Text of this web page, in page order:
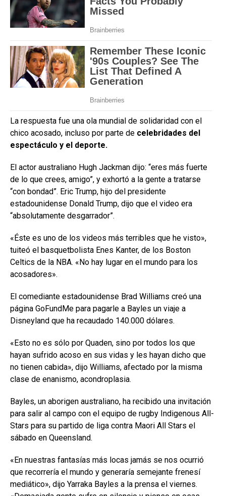
La respuesta fue una ola mundial de solidaridad con el
chico acosado, incluso por parte de celebridades del
espectáculo y el deporte.
El actor australiano Hugh Jackman dijo: “eres más fuerte
de lo que crees, amigo”, y exhortó a la gente a tratarse
“con bondad”. Eric Trump, hijo del presidente
estadounidense Donald Trump, dijo que el video era
“absolutamente desgarrador”.
«Éste es uno de los videos más terribles que he visto»,
tuiteó el basquetbolista Enes Kanter, de los Boston
Celtics de la NBA. «No hay lugar en el mundo para los
acosadores».
El comediante estadounidense Brad Williams creó una
página GoFundMe para pagarle a Bayles un viaje a
Disneyland que ha recaudado 140.000 dólares.
«Esto no es sólo por Quaden, sino por todos los que
hayan sufrido acoso en sus vidas y les hayan dicho que
no tienen cabida», dijo Williams, afectado por la misma
clase de enanismo, acondroplasia.
Bayles, un aborigen australiano, ha recibido una invitación
para salir al campo con el equipo de rugby Indigenous All-
Stars para su partido de liga contra Maori All Stars el
sábado en Queensland.
«En nuestras fantasías más locas jamás se nos ocurrió
que recorrería el mundo y generaría semejante frenesí
mediático», dijo Yarraka Bayles a la prensa el viernes.